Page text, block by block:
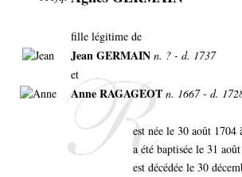
fille légitime de
Jean GERMAIN n. ? - d. 1737
et
Anne RAGAGEOT n. 1667 - d.
est née le 30 août
a été baptisée le 31
est décédée le 30